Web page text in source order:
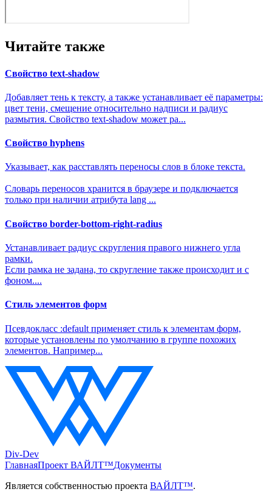
Читайте также
Свойство text-shadow
Добавляет тень к тексту, а также устанавливает её параметры:
цвет тени, смещение относительно надписи и радиус
размытия. Свойство text-shadow может ра...
Свойство hyphens
Указывает, как расставлять переносы слов в блоке текста.
Словарь переносов хранится в браузере и подключается
только при наличии атрибута lang ...
Свойство border-bottom-right-radius
Устанавливает радиус скругления правого нижнего угла
рамки.
Если рамка не задана, то скругление также происходит и с
фоном....
Стиль элементов форм
Псевдокласс :default применяет стиль к элементам форм,
которые установлены по умолчанию в группе похожих
элементов. Например...
Div-Dev
ГлавнаяПроект ВАЙЛТ™Документы
Является собственностью проекта ВАЙЛТ™.